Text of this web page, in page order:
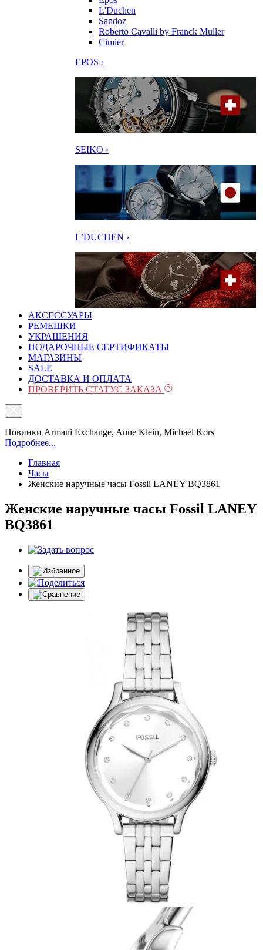
L'Duchen
Sandoz
Roberto Cavalli by Franck Muller
Cimier
EPOS ›
SEIKO ›
L’DUCHEN ›
АКСЕССУАРЫ
РЕМЕШКИ
УКРАШЕНИЯ
ПОДАРОЧНЫЕ СЕРТИФИКАТЫ
МАГАЗИНЫ
SALE
ДОСТАВКА И ОПЛАТА
ПРОВЕРИТЬ СТАТУС ЗАКАЗА
Новинки Armani Exchange, Anne Klein, Michael Kors
Подробнее...
Главная
Часы
Женские наручные часы Fossil LANEY BQ3861
Женские наручные часы Fossil LANEY
BQ3861